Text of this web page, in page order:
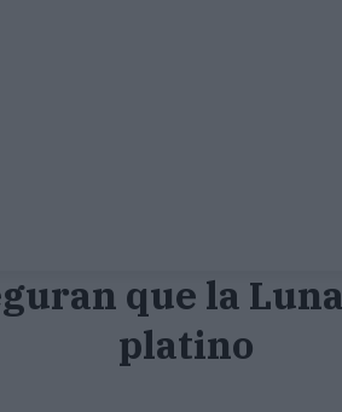
que la
platino